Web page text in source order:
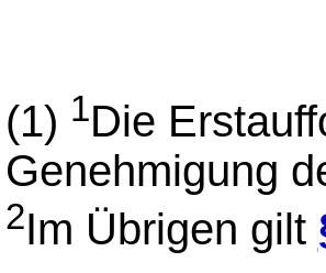
(1) 1Die
Genehmigung
2Im Übrigen gilt